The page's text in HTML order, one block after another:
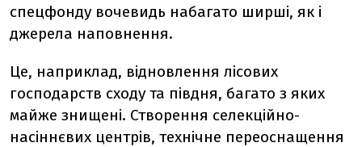
спецфонду вочевидь набагато ширші, як і
джерела наповнення.
Це, наприклад, відновлення лісових
господарств сходу та півдня, багато з яких
майже знищені. Створення селекційно-
насіннєвих центрів, технічне переоснащення